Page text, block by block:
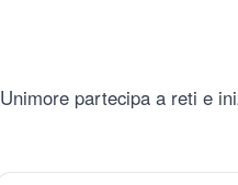
Unimore partecipa a reti e